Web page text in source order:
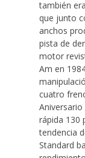
también
que junto
anchos
pista de
motor
Am en
cuatro
rápida 130
tendencia
Standard